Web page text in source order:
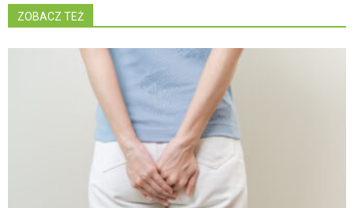
ZOBACZ TEŻ